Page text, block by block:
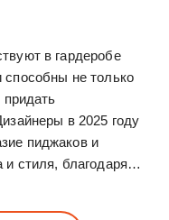
в гардеробе
не только
придать
в 2025 году
пиджаков и
и стиля, благодаря…